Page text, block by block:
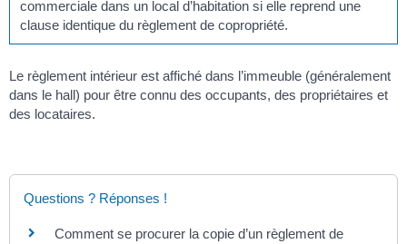
commerciale dans un local d’habitation si elle reprend une
clause identique du règlement de copropriété.
Le règlement intérieur est affiché dans l’immeuble (généralement
dans le hall) pour être connu des occupants, des propriétaires et
des locataires.
Questions ? Réponses !
Comment se procurer la copie d’un règlement de